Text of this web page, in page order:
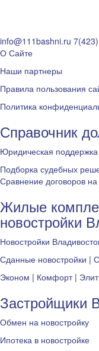
info@111bashni.ru
О Сайте
Наши партнеры
Правила пользования
Политика
Справочник
Юридическая поддержка
Подборка судебных
Сравнение договоров на
Жилые
новостройки
Новостройки
Сданные новостройки |
Эконом | Комфорт|
Застройщики
Обмен на новостройку
Ипотека в новостройке